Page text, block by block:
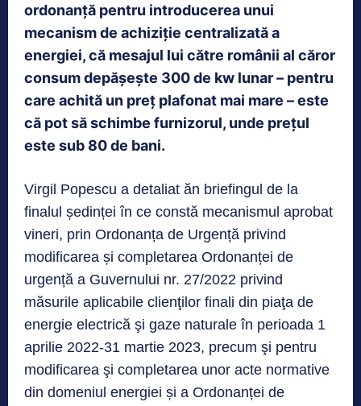
ordonanță pentru introducerea unui
mecanism de achiziție centralizată a
energiei, că mesajul lui către românii al căror
consum depăşește 300 de kw lunar – pentru
care achită un preț plafonat mai mare – este
că pot să schimbe furnizorul, unde preţul
este sub 80 de bani.
Virgil Popescu a detaliat ăn briefingul de la
finalul ședinței în ce constă mecanismul aprobat
vineri, prin Ordonanța de Urgență privind
modificarea și completarea Ordonanței de
urgență a Guvernului nr. 27/2022 privind
măsurile aplicabile clienţilor finali din piaţa de
energie electrică şi gaze naturale în perioada 1
aprilie 2022-31 martie 2023, precum şi pentru
modificarea şi completarea unor acte normative
din domeniul energiei și a Ordonanței de